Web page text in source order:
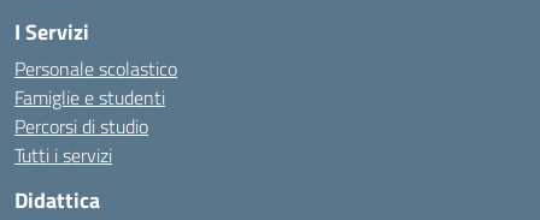
I Servizi
Personale scolastico
Famiglie e studenti
Percorsi di studio
Tutti i servizi
Didattica